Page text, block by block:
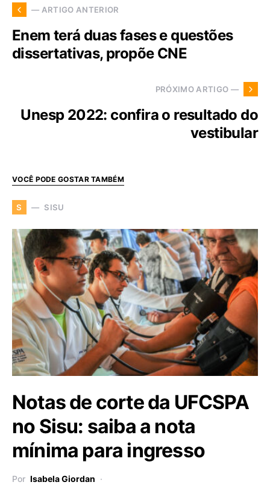
— ARTIGO ANTERIOR
Enem terá duas fases e questões
dissertativas, propõe CNE
PRÓXIMO ARTIGO —
Unesp 2022: confira o resultado do
vestibular
VOCÊ PODE GOSTAR TAMBÉM
S SISU
Notas de corte da UFCSPA
no Sisu: saiba a nota
mínima para ingresso
Por Isabela Giordan